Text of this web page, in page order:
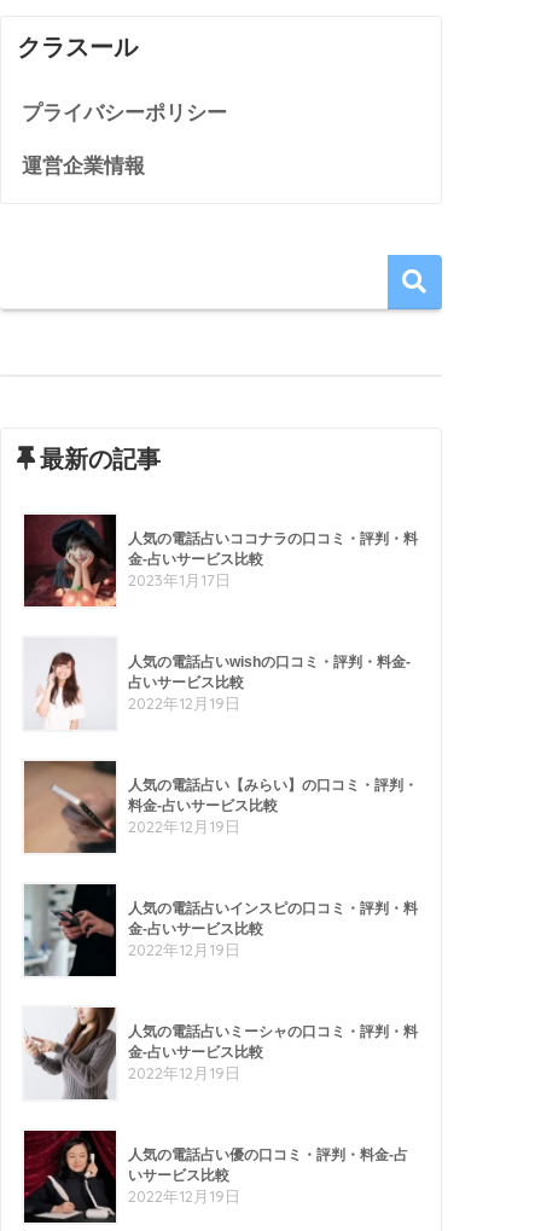
クラスール
プライバシーポリシー
運営企業情報
最新の記事
人気の電話占いココナラの口コミ・評判・料
金-占いサービス比較
2023年1月17日
人気の電話占いwishの口コミ・評判・料金-
占いサービス比較
2022年12月19日
人気の電話占い【みらい】の口コミ・評判・
料金-占いサービス比較
2022年12月19日
人気の電話占いインスピの口コミ・評判・料
金-占いサービス比較
2022年12月19日
人気の電話占いミーシャの口コミ・評判・料
金-占いサービス比較
2022年12月19日
人気の電話占い優の口コミ・評判・料金-占
いサービス比較
2022年12月19日